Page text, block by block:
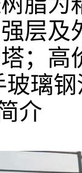
层及
；
璃
介